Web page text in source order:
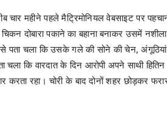
चार महीने पहले मैट्रिमोनियल वेबसाइट पर
दोबारा पकाने का बहाना बनाकर उसमें
पता चला कि उसके गले की सोने की चेन,
चला कि वारदात के दिन आरोपी अपने साथी
रहा। चोरी के बाद दोनों शहर छोड़कर